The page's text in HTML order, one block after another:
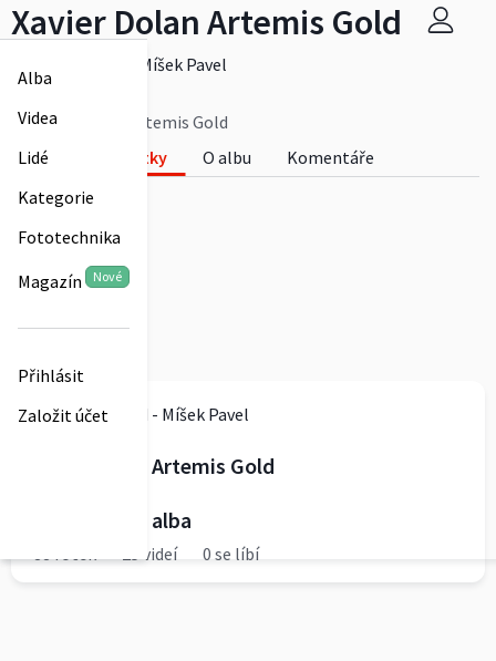
Alba
Videa
Lidé
Kategorie
Fototechnika
Magazín Nové
Přihlásit
Založit účet
Xavier Dolan Artemis Gold
Artemis Gold - Míšek Pavel
Xavier Dolan Artemis Gold
Fotky
O albu
Komentáře
0
Artemis Gold - Míšek Pavel
Xavier Dolan Artemis Gold
Podrobnosti alba
88 fotek 25 videí 0 se líbí